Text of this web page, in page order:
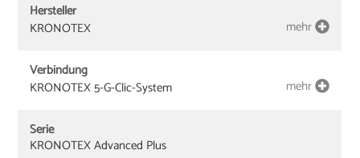
Hersteller
KRONOTEX
mehr
Verbindung
KRONOTEX 5-G-Clic-System
mehr
Serie
KRONOTEX Advanced Plus